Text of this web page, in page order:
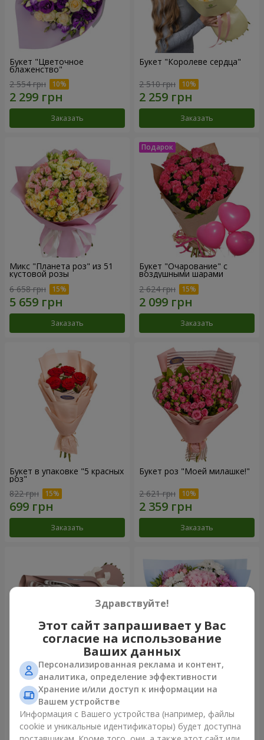
Букет "Цветочное
блаженство"
2 554 грн
Заказать
Букет "Королеве сердца"
2 510 грн
Заказать
Микс "Планета роз" из 51
кустовой розы
6 658 грн
Заказать
Букет "Очарование" с
воздушными шарами
2 624 грн
Заказать
Букет в упаковке "5 красных
роз"
822 грн
Заказать
Букет роз "Моей милашке!"
2 621 грн
Заказать
Букет "7 розовых роз!"
1 074 грн
Заказать
Романтический букет
"Небеса"
Заказать
Здравствуйте!
Этот сайт запрашивает у Вас
согласие на использование
Ваших данных
Персонализированная реклама и контент,
аналитика, определение эффективности
Хранение и/или доступ к информации на
Вашем устройстве
Информация с Вашего устройства (например, файлы
cookie и уникальные идентификаторы) будет доступна